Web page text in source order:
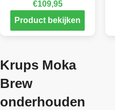
€109,95
Product bekijken
Krups Moka
Brew
onderhouden